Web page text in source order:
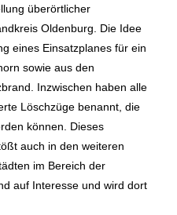
überörtlicher
Oldenburg. Die Idee
eines Einsatzplanes für ein
sowie aus den
Inzwischen haben alle
Löschzüge benannt, die
können. Dieses
auch in den weiteren
im Bereich der
auf Interesse und wird dort